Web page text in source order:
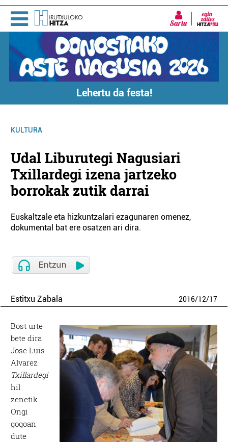
Sartu
Lehertu da festa!
KULTURA
Udal Liburutegi Nagusiari
Txillardegi izena jartzeko
borrokak zutik darrai
Euskaltzale eta hizkuntzalari ezagunaren omenez,
dokumental bat ere osatzen ari dira.
Estitxu Zabala 2016/12/17
Bost urte
bete dira
Jose Luis
Alvarez
Txillardegi
hil
zenetik.
Ongi
gogoan
dute